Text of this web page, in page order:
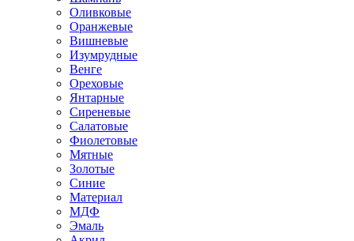
Оливковые
Оранжевые
Вишневые
Изумрудные
Венге
Ореховые
Янтарные
Сиреневые
Салатовые
Фиолетовые
Мятные
Золотые
Синие
Материал
МДФ
Эмаль